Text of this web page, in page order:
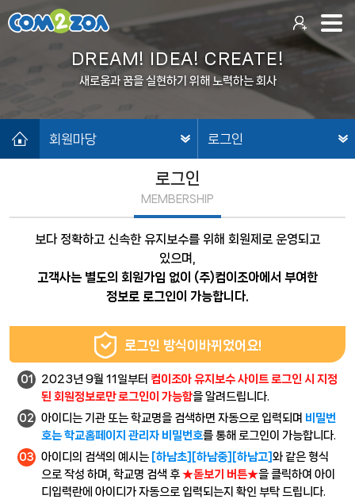
DREAM! IDEA! CREATE!
새로움과 꿈을 실현하기 위해 노력하는 회사
회원마당 로그인
로그인
MEMBERSHIP
보다 정확하고 신속한 유지보수를 위해 회원제로 운영되고
있으며,
고객사는 별도의 회원가입 없이 (주)컴이조아에서 부여한
정보로 로그인이 가능합니다.
로그인 방식이 바뀌었어요!
01 2023년 9월 11일부터 컴이조아 유지보수 사이트 로그인 시 지정
된 회원정보로만 로그인이 가능함을 알려드립니다.
02 아이디는 기관 또는 학교명을 검색하면 자동으로 입력되며 비밀번
호는 학교홈페이지 관리자 비밀번호를 통해 로그인이 가능합니다.
03 아이디의 검색의 예시는 [하남초][하남중][하남고]와 같은 형식
으로 작성 하며, 학교명 검색 후★돋보기 버튼★을 클릭하여 아이
디입력란에 아이디가 자동으로 입력되는지 확인 부탁 드립니다.